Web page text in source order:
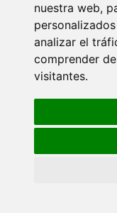
nuestra web,
analizar el
comprender
visitantes.
QUIÉNES
COMITÉ DE
CONTACTO
SUSCRIPCIÓN
POLÍTICA DE